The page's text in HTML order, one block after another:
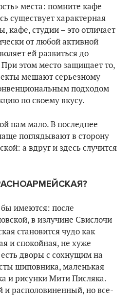
места: помните кафе
существует характерная
кафе, студии – это отличает
от любой активной
ей развиться до
При этом место защищает то,
мешают серьезному
подходом
по своему вкусу.
нам мало. В последнее
поглядывают в сторону
а вдруг и здесь случится
имеются: после
в излучине Свислочи
становится чудо как
и спокойная, не хуже
дворы с сохнущим на
шиповника, маленькая
и рисунки Мити Писляка.
и располовиненный, но все-